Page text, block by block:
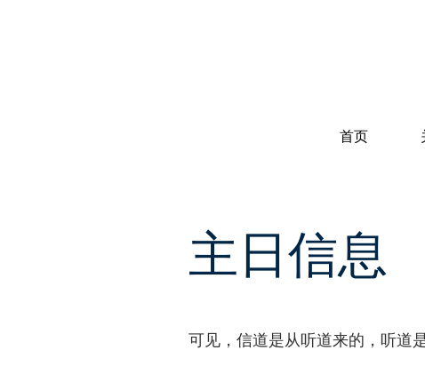
首页
主日信息
可见，信道是从听道来的，听道